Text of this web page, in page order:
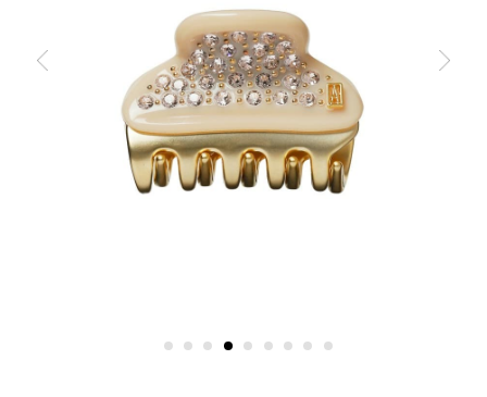
トピックス
ヘアアレンジ動画
ヒストリー